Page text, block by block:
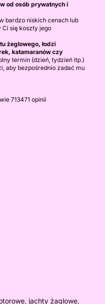
od osób prywatnych i
bardzo niskich cenach lub
Ci się koszty jego
żeglowego, łodzi
katamaranów czy
termin (dzień, tydzień itp.)
aby bezpośrednio zadać mu
713471 opinii
jachty żaglowe,